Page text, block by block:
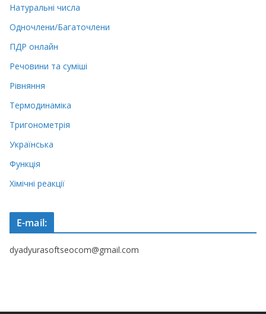
Натуральні числа
Одночлени/Багаточлени
ПДР онлайн
Речовини та суміші
Рівняння
Термодинаміка
Тригонометрія
Українська
Функція
Хімічні реакції
E-mail:
dyadyurasoftseocom@gmail.com